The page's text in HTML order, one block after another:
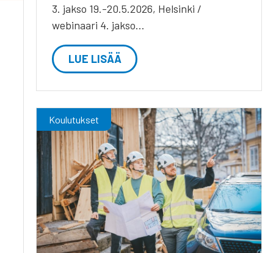
3. jakso 19.-20.5.2026, Helsinki /
webinaari 4. jakso…
LUE LISÄÄ
Koulutukset